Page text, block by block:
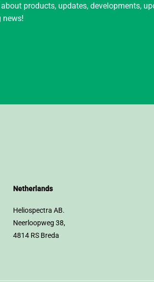
products, updates, developments,
news!
Netherlands
Heliospectra AB.
Neerloopweg 38,
4814 RS Breda